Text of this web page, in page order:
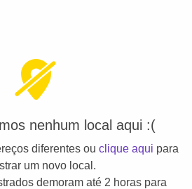
nenhum local aqui :(
diferentes ou clique aqui para
um novo local.
demoram até 2 horas para